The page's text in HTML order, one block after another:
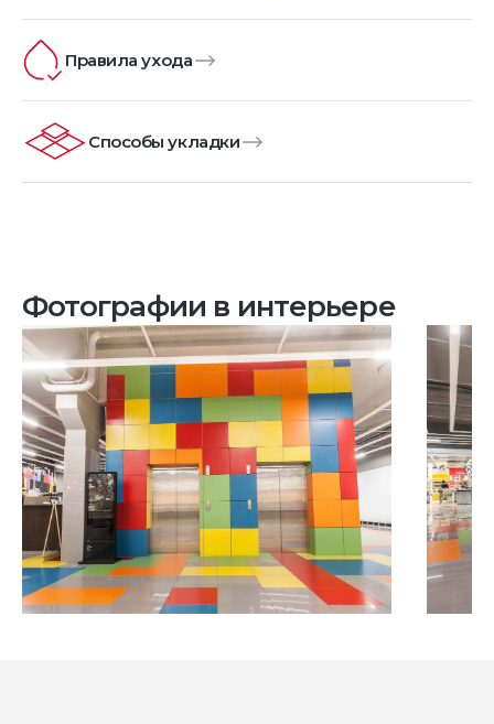
Правила ухода
Способы укладки
Фотографии в интерьере
Посмотреть все проекты